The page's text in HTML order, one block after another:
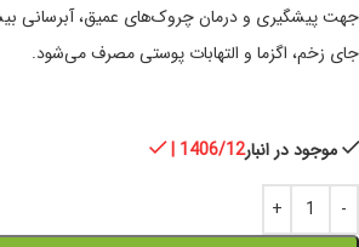
جهت پیشگیری و درمان چروک‌های عمیق، آبرسانی
جای زخم، اگزما و التهابات پوستی مصرف می‌شود.
موجود در انبار| 1406/12